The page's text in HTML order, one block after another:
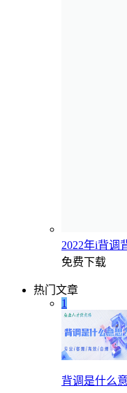
2022年i背调
免费下载
热门文章
1
背调是什么